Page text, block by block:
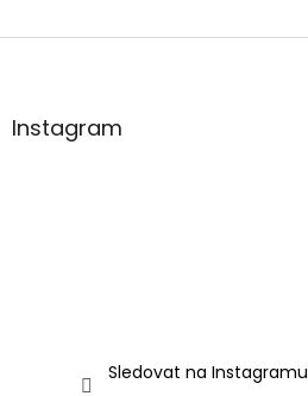
Z
aInstagram
Sledovat na Instagramu